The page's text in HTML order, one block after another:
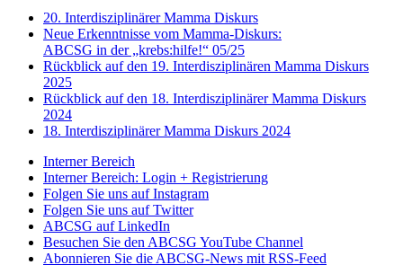
20. Interdisziplinärer Mamma Diskurs
Neue Erkenntnisse vom Mamma-Diskurs:
ABCSG in der „krebs:hilfe!“ 05/25
Rückblick auf den 19. Interdisziplinären Mamma Diskurs
2025
Rückblick auf den 18. Interdisziplinärer Mamma Diskurs
2024
18. Interdisziplinärer Mamma Diskurs 2024
Interner Bereich
Interner Bereich: Login + Registrierung
Folgen Sie uns auf Instagram
Folgen Sie uns auf Twitter
ABCSG auf LinkedIn
Besuchen Sie den ABCSG YouTube Channel
Abonnieren Sie die ABCSG-News mit RSS-Feed